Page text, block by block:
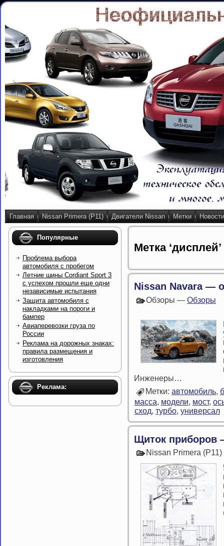
Главная Nissan Primera (P11) Двигатели Nissan Метки Новости
Популярные
Проблема выбора
автомобиля с пробегом
Летние шины Cordiant Sport 3
с успехом прошли еще одни
независимые испытания
Защита автомобиля с
накладками на пороги и
бампер
Авиаперевозки груза по
России
Реклама на дорожных знаках:
правила размещения и
изготовления
Реклама:
Метка ‘дисплей’
Nissan Navara —
Обзоры — Обзоры
Инженеры…
Метки: автомобиль,
масса, модели, мост,
сход, турбо, универсал
Щиток приборов
Nissan Primera